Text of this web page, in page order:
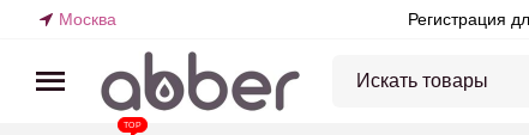
Москва Регистрация
TOP